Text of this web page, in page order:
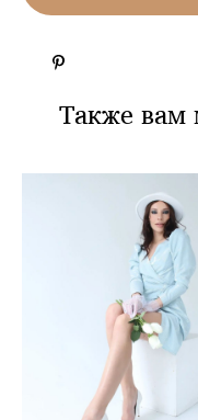
Также вам